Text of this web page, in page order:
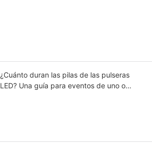
¿Cuánto duran las pilas de las pulseras
LED? Una guía para eventos de uno o